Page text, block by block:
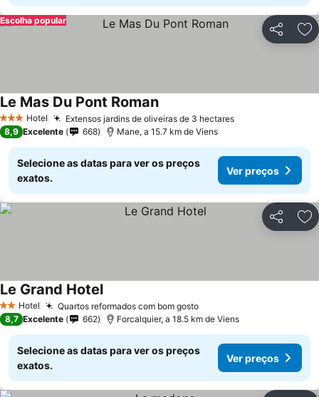
Partilhar
Escolha popular
3 EstrelasHotel Extensos jardins de oliveiras de 3 hectares
Le Mas Du Pont Roman
8,9 Excelente 668 Mane, a 15.7 km de Viens
Selecione as datas para ver os preços
exatos.
Ver preços
Partilhar
2 Estrelas
Hotel Quartos reformados com bom gosto
Le Grand Hotel
8,7 Excelente 662 Forcalquier, a 18.5 km de Viens
Selecione as datas para ver os preços
exatos.
Ver preços